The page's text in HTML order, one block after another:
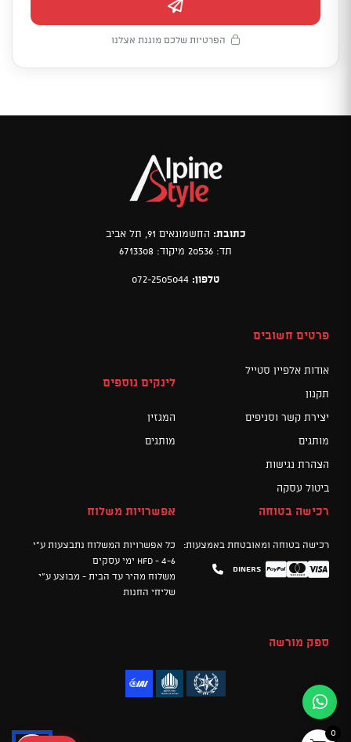
הפרטיות שלכם מוגנת אצלנו
כתובת: החשמונאים 91, תל אביב
תד: 20536 מיקוד: 6713308
טלפון: 072-2505044
פרטים חשובים
אודות אלפיין סטייל
תקנון
יצירת קשר וסניפים
מותגים
הצהרת נגישות
ביטול עסקה
לינקים נוספים
המגזין
מותגים
רכישה בטוחה
רכישה בטוחה ומאובטחת באמצעות:
Visa
Mastercard
PayPal
Diners
אפשרויות משלוח
כל אפשרויות המשלוח נתבצעות ע"י
HFD - 4-6 ימי עסקים
משלוח מהיר עד הבית - מבוצע ע"י
שליחי החנות
ספק מורשה
0